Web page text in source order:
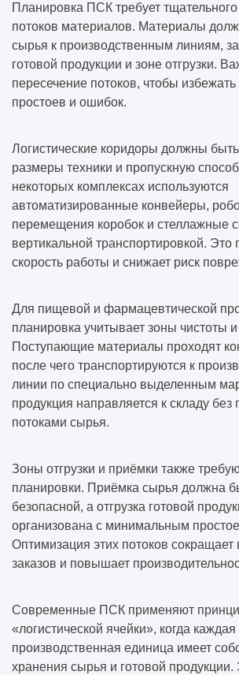
Планировка ПСК требует
потоков материалов. Материалы
сырья к производственным линиям,
готовой продукции и зоне отгрузки.
пересечение потоков, чтобы
простоев и ошибок.
Логистические коридоры должны
размеры техники и пропускную
некоторых комплексах используются
автоматизированные конвейеры,
перемещения коробок и стеллажные
вертикальной транспортировкой.
скорость работы и снижает риск
Для пищевой и фармацевтической
планировка учитывает зоны чистоты и
Поступающие материалы проходят
после чего транспортируются к
линии по специально выделенным
продукция направляется к складу без
потоками сырья.
Зоны отгрузки и приёмки также
планировки. Приёмка сырья должна
безопасной, а отгрузка готовой
организована с минимальным
Оптимизация этих потоков сокращает
заказов и повышает
Современные ПСК применяют
«логистической ячейки», когда каждая
производственная единица имеет
хранения сырья и готовой продукции.